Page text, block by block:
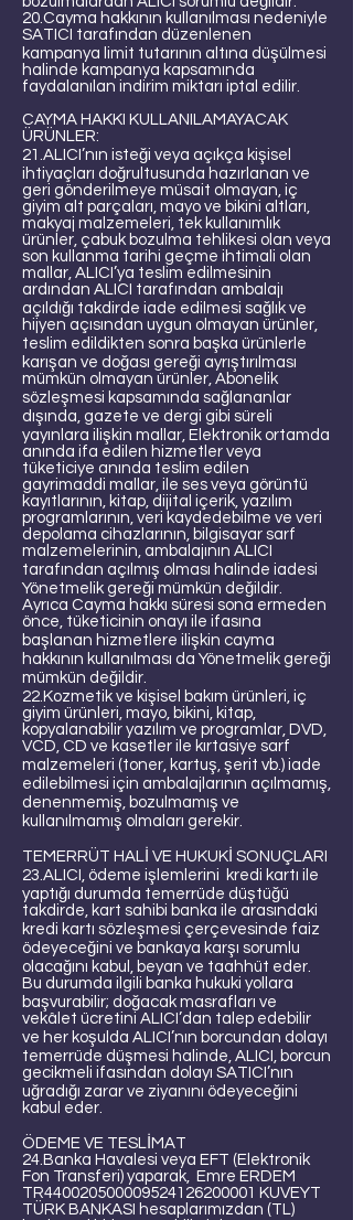
20.Cayma hakkının kullanılması nedeniyle
SATICI tarafından düzenlenen
kampanya limit tutarının altına düşülmesi
halinde kampanya kapsamında
faydalanılan indirim miktarı iptal edilir.
CAYMA HAKKI KULLANILAMAYACAK
ÜRÜNLER:
21.ALICI’nın isteği veya açıkça kişisel
ihtiyaçları doğrultusunda hazırlanan ve
geri gönderilmeye müsait olmayan, iç
giyim alt parçaları, mayo ve bikini altları,
makyaj malzemeleri, tek kullanımlık
ürünler, çabuk bozulma tehlikesi olan veya
son kullanma tarihi geçme ihtimali olan
mallar, ALICI’ya teslim edilmesinin
ardından ALICI tarafından ambalajı
açıldığı takdirde iade edilmesi sağlık ve
hijyen açısından uygun olmayan ürünler,
teslim edildikten sonra başka ürünlerle
karışan ve doğası gereği ayrıştırılması
mümkün olmayan ürünler, Abonelik
sözleşmesi kapsamında sağlananlar
dışında, gazete ve dergi gibi süreli
yayınlara ilişkin mallar, Elektronik ortamda
anında ifa edilen hizmetler veya
tüketiciye anında teslim edilen
gayrimaddi mallar, ile ses veya görüntü
kayıtlarının, kitap, dijital içerik, yazılım
programlarının, veri kaydedebilme ve veri
depolama cihazlarının, bilgisayar sarf
malzemelerinin, ambalajının ALICI
tarafından açılmış olması halinde iadesi
Yönetmelik gereği mümkün değildir.
Ayrıca Cayma hakkı süresi sona ermeden
önce, tüketicinin onayı ile ifasına
başlanan hizmetlere ilişkin cayma
hakkının kullanılması da Yönetmelik gereği
mümkün değildir.
22.Kozmetik ve kişisel bakım ürünleri, iç
giyim ürünleri, mayo, bikini, kitap,
kopyalanabilir yazılım ve programlar, DVD,
VCD, CD ve kasetler ile kırtasiye sarf
malzemeleri (toner, kartuş, şerit vb.) iade
edilebilmesi için ambalajlarının açılmamış,
denenmemiş, bozulmamış ve
kullanılmamış olmaları gerekir.
TEMERRÜT HALİ VE HUKUKİ SONUÇLARI
23.ALICI, ödeme işlemlerini kredi kartı ile
yaptığı durumda temerrüde düştüğü
takdirde, kart sahibi banka ile arasındaki
kredi kartı sözleşmesi çerçevesinde faiz
ödeyeceğini ve bankaya karşı sorumlu
olacağını kabul, beyan ve taahhüt eder.
Bu durumda ilgili banka hukuki yollara
başvurabilir; doğacak masrafları ve
vekâlet ücretini ALICI’dan talep edebilir
ve her koşulda ALICI’nın borcundan dolayı
temerrüde düşmesi halinde, ALICI, borcun
gecikmeli ifasından dolayı SATICI’nın
uğradığı zarar ve ziyanını ödeyeceğini
kabul eder.
ÖDEME VE TESLİMAT
24.Banka Havalesi veya EFT (Elektronik
Fon Transferi) yaparak, Emre ERDEM
TR440020500009524126200001 KUVEYT
TÜRK BANKASI hesaplarımızdan (TL)